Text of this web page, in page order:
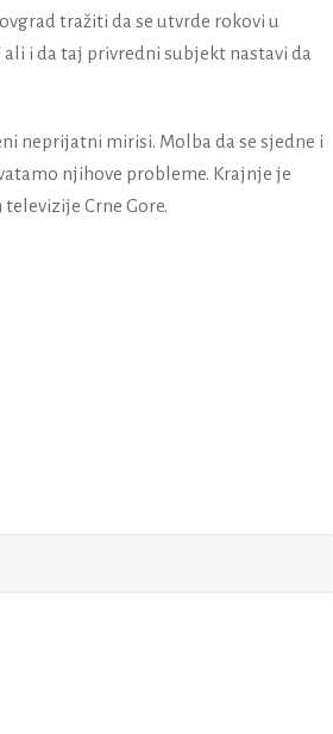
tražiti da se utvrde rokovi u
i da taj privredni subjekt nastavi da
neprijatni mirisi. Molba da se sjedne i
njihove probleme. Krajnje je
Crne Gore.